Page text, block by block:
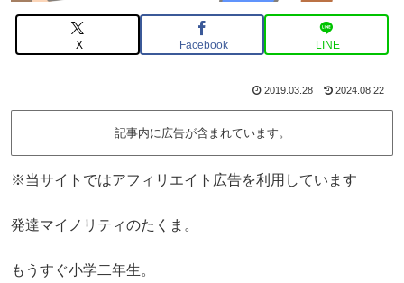
X Facebook LINE
2019.03.28 2024.08.22
記事内に広告が含まれています。
※当サイトではアフィリエイト広告を利用しています
発達マイノリティのたくま。
もうすぐ小学二年生。